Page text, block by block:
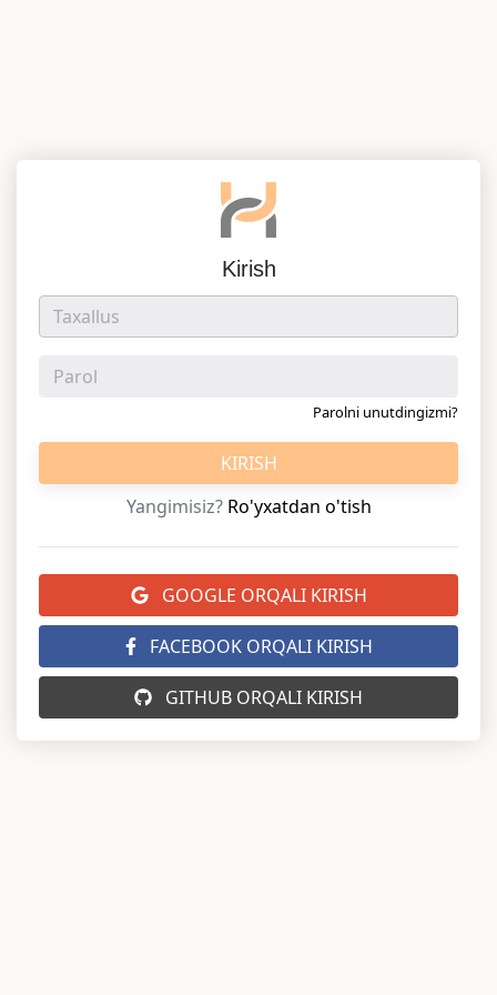
Kirish
Parolni unutdingizmi?
KIRISH
Yangimisiz? Ro'yxatdan o'tish
GOOGLE ORQALI KIRISH
FACEBOOK ORQALI KIRISH
GITHUB ORQALI KIRISH